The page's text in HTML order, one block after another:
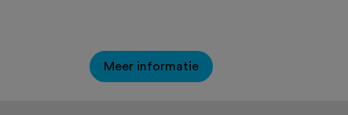
Meer informatie